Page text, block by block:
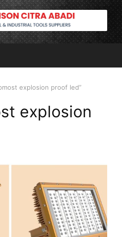
explosion proof led”
explosion